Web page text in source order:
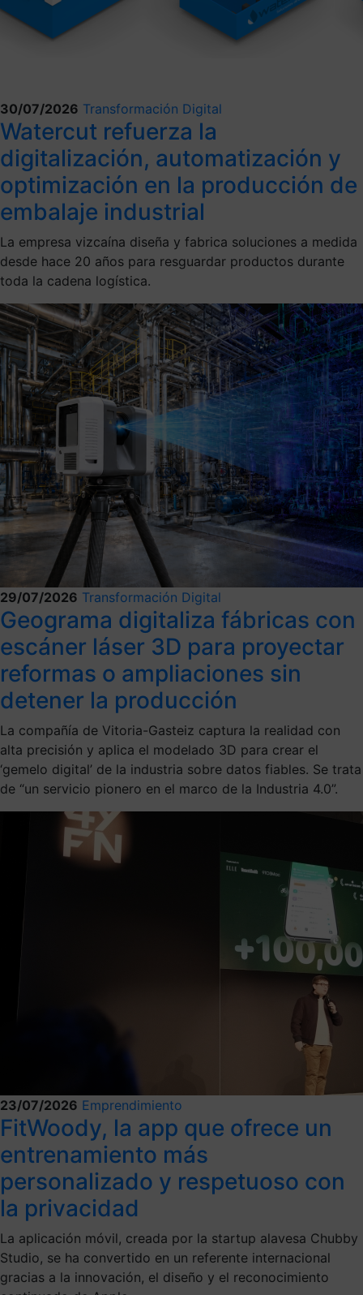
30/07/2026 Transformación Digital
Watercut refuerza la
digitalización, automatización y
optimización en la producción de
embalaje industrial
La empresa vizcaína diseña y fabrica soluciones a medida
desde hace 20 años para resguardar productos durante
toda la cadena logística.
29/07/2026 Transformación Digital
Geograma digitaliza fábricas con
escáner láser 3D para proyectar
reformas o ampliaciones sin
detener la producción
La compañía de Vitoria-Gasteiz captura la realidad con
alta precisión y aplica el modelado 3D para crear el
‘gemelo digital’ de la industria sobre datos fiables. Se trata
de “un servicio pionero en el marco de la Industria 4.0”.
23/07/2026 Emprendimiento
FitWoody, la app que ofrece un
entrenamiento más
personalizado y respetuoso con
la privacidad
La aplicación móvil, creada por la startup alavesa Chubby
Studio, se ha convertido en un referente internacional
gracias a la innovación, el diseño y el reconocimiento